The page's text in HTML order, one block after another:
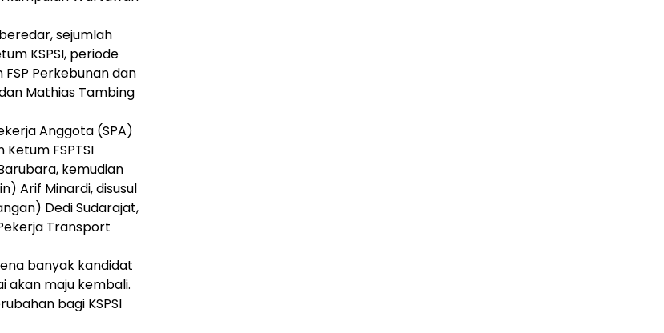
sejumlah
KSPSI, periode
Perkebunan dan
Mathias Tambing
Anggota (SPA)
FSPTSI
kemudian
Arif Minardi, disusul
Dedi Sudarajat,
Transport
banyak kandidat
akan maju kembali.
bagi KSPSI